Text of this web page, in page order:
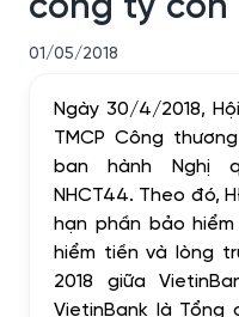
công ty con
01/05/2018
Ngày 30/4/2018,
TMCP Công
ban hành Nghị
NHCT44. Theo đó,
hạn phần bảo
hiểm tiền và lòng
2018 giữa
VietinBank là